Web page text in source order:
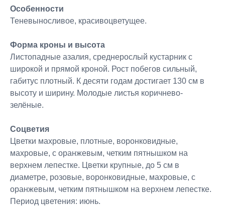
Особенности
Теневыносливое, красивоцветущее.
Форма кроны и высота
Листопадные азалия, среднерослый кустарник с
широкой и прямой кроной. Рост побегов сильный,
габитус плотный. К десяти годам достигает 130 см в
высоту и ширину. Молодые листья коричнево-
зелёные.
Соцветия
Цветки махровые, плотные, воронковидные,
махровые, с оранжевым, четким пятнышком на
верхнем лепестке. Цветки крупные, до 5 см в
диаметре, розовые, воронковидные, махровые, с
оранжевым, четким пятнышком на верхнем лепестке.
Период цветения: июнь.